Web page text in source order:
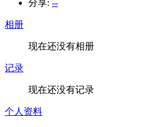
分享: --
相册
现在还没有相册
记录
现在还没有记录
个人资料